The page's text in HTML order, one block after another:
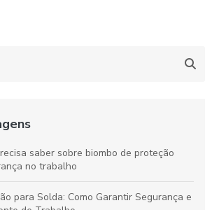
saber sobre biombo de proteção
no trabalho
para Solda: Como Garantir Segurança e